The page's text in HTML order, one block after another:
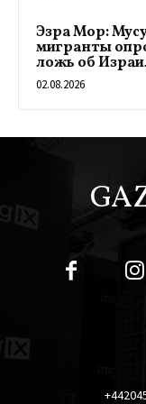
Эзра Мор:
мигранты
ложь об
02.08.2026